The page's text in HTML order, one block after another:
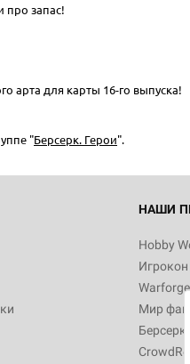
про запас!
арта для карты 16-го выпуска!
"Берсерк. Герои".
НАШИ
Hobby
Игрокон
Warforge
Мир
Берсерк
World Монстры
World Ужас